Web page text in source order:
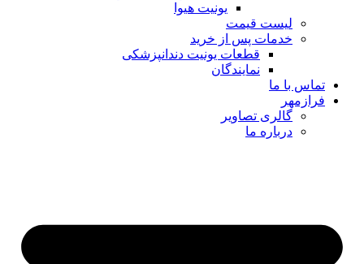
یونیت هیوا
لیست قیمت
خدمات پس از خرید
قطعات یونیت دندانپزشکی
نمایندگان
تماس با ما
فرازمهر
گالری تصاویر
درباره ما